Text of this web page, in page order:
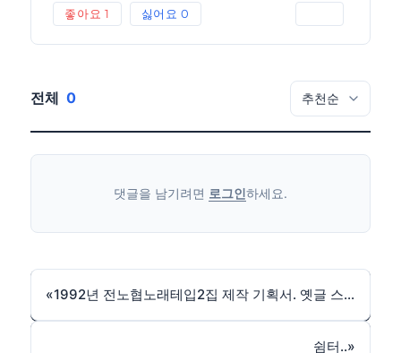
좋아요 1 싫어요 0
전체 0
댓글을 남기려면 로그인하세요.
« 1992년 전노협노래테입2집 제작 기획서. 옛글 스캔^^
쉼터..»